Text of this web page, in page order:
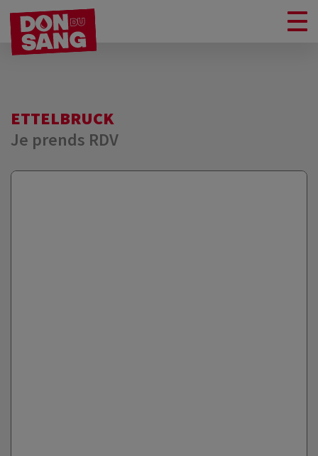
ETTELBRUCK
Je prends RDV